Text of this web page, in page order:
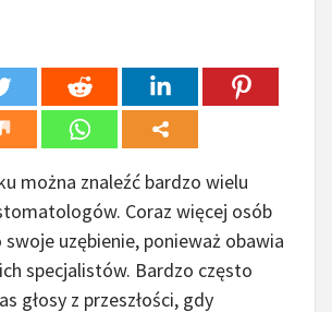
można znaleźć bardzo wielu
Coraz więcej osób
swoje uzębienie, ponieważ obawia
specjalistów. Bardzo często
głosy z przeszłości, gdy